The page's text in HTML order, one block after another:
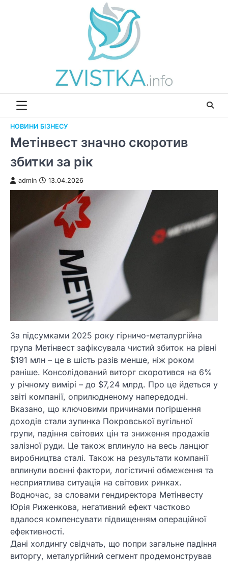
НОВИНИ БІЗНЕСУ
Метінвест значно скоротив
збитки за рік
admin 13.04.2026
За підсумками 2025 року гірничо-металургійна
група Метінвест зафіксувала чистий збиток на рівні
$191 млн – це в шість разів менше, ніж роком
раніше. Консолідований виторг скоротився на 6%
у річному вимірі – до $7,24 млрд. Про це йдеться у
звіті компанії, оприлюдненому напередодні.
Вказано, що ключовими причинами погіршення
доходів стали зупинка Покровської вугільної
групи, падіння світових цін та зниження продажів
залізної руди. Це також вплинуло на весь ланцюг
виробництва сталі. Також на результати компанії
вплинули воєнні фактори, логістичні обмеження та
несприятлива ситуація на світових ринках.
Водночас, за словами гендиректора Метінвесту
Юрія Риженкова, негативний ефект частково
вдалося компенсувати підвищенням операційної
ефективності.
Дані холдингу свідчать, що попри загальне падіння
виторгу, металургійний сегмент продемонстрував